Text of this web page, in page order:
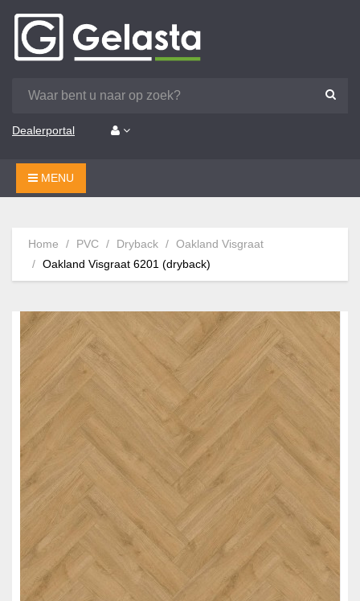
Dealerportal
MENU
Home PVC Dryback
Oakland Visgraat
Oakland Visgraat 6201 (dryback)